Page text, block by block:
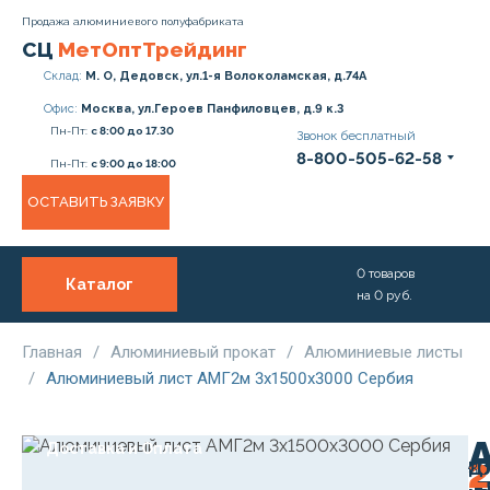
Продажа алюминиевого полуфабриката
СЦ МетОптТрейдинг
Склад: М. О, Дедовск, ул.1-я Волоколамская, д.74А
Офис: Москва, ул.Героев Панфиловцев, д.9 к.3
Пн-Пт: с 8:00 до 17.30
Пн-Пт: с 9:00 до 18:00
Звонок бесплатный
8-800-505-62-58
ОСТАВИТЬ ЗАЯВКУ
Каталог
Доставка и Оплата
0 товаров
на 0 руб.
Главная / Алюминиевый прокат / Алюминиевые листы
/ Алюминиевый лист АМГ2м 3х1500х3000 Сербия